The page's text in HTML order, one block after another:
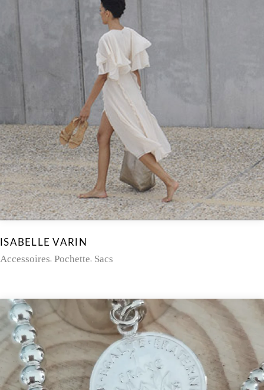
ISABELLE VARIN
Accessoires Pochette Sacs